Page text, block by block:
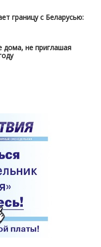
границу с Беларусью:
дома, не приглашая